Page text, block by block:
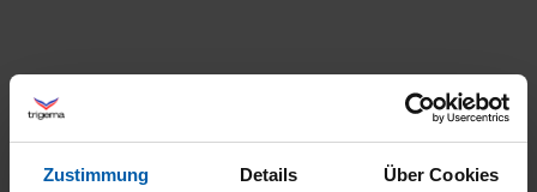
Zustimmung Details Über Cookies